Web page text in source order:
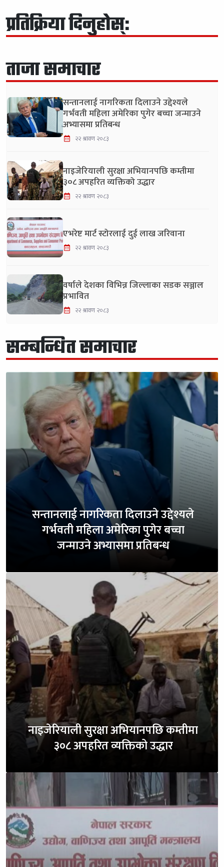
प्रतिक्रिया दिनुहोस्:
ताजा समाचार
सन्तानलाई नागरिकता दिलाउने उद्देश्यले
गर्भवती महिला अमेरिका पुगेर बच्चा जन्माउने
अभ्यासमा प्रतिबन्ध
२२ श्रावण २०८३
नाइजेरियाली सुरक्षा अभियानपछि कम्तीमा
३०८ अपहरित व्यक्तिको उद्धार
२२ श्रावण २०८३
एभरेष्ट मार्ट स्टोरलाई दुई लाख जरिवाना
२२ श्रावण २०८३
वर्षाले देशका विभिन्न जिल्लाका सडक सञ्जाल
प्रभावित
२२ श्रावण २०८३
सम्बन्धित समाचार
सन्तानलाई नागरिकता दिलाउने उद्देश्यले
गर्भवती महिला अमेरिका पुगेर बच्चा
जन्माउने अभ्यासमा प्रतिबन्ध
नाइजेरियाली सुरक्षा अभियानपछि कम्तीमा
३०८ अपहरित व्यक्तिको उद्धार